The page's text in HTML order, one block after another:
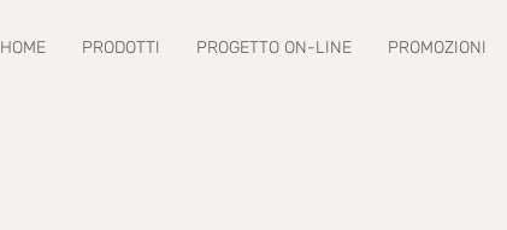
HOME PRODOTTI PROGETTO ON-LINE PROMOZIONI